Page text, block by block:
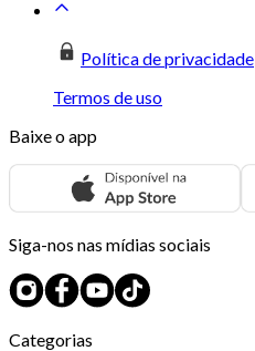
Política de privacidade
Termos de uso
Baixe o app
Siga-nos nas mídias sociais
Categorias